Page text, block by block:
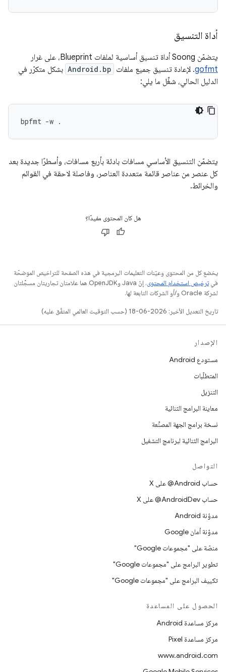
أداة التنسيق
يتضمّن Soong أداة تنسيق أساسية لملفات Blueprint، على غرار
gofmt. لإعادة تنسيق جميع ملفات Android.bp بشكل متكرّر في
الدليل الحالي، شغِّل ما يلي:
يتضمّن التنسيق الأساسي مسافات بادئة بأربع مسافات، وأسطرًا جديدة بعد
كل عنصر من عناصر قائمة متعددة العناصر، وفاصلة لاحقة في القوائم
والخرائط.
هل كان المحتوى مفيدًا؟
يخضع كل من المحتوى وعيّنات التعليمات البرمجية في هذه الصفحة للتراخيص الموضحّة
فيترخيص استخدام المحتوى
. إنّ Java وOpenJDK هما علامتان تجاريتان مسجَّلتان
لشركة Oracle و/أو الشركات التابعة لها.
تاريخ التعديل الأخير: 2026-06-18 (حسب التوقيت العالمي المتفَّق عليه)
الإصدار
مستودع Android
المتطلّبات
التنزيل
معاينة البرامج الثنائية
نسخة برامج الجهة المصنِّعة
البرامج الثنائية لبرنامج التشغيل
التواصل
حساب ‎@Android على X
حساب ‎@AndroidDev على X
مدوّنة Android
مدوّنة أمان Google
منصّة على "مجموعات Google"
تطوير البرامج على "مجموعات Google"
تكييف البرامج على "مجموعات Google"
الحصول على المساعدة
مركز مساعدة Android
مركز مساعدة Pixel
www.android.com